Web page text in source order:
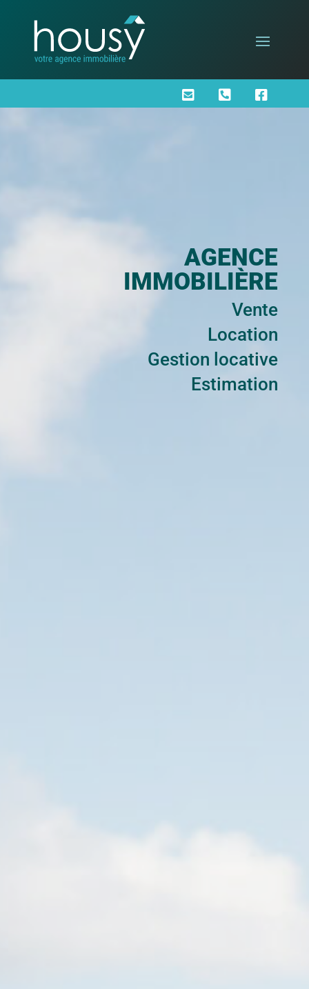
  
AGENCE
IMMOBILIÈRE
Vente
Location
Gestion locative
Estimation